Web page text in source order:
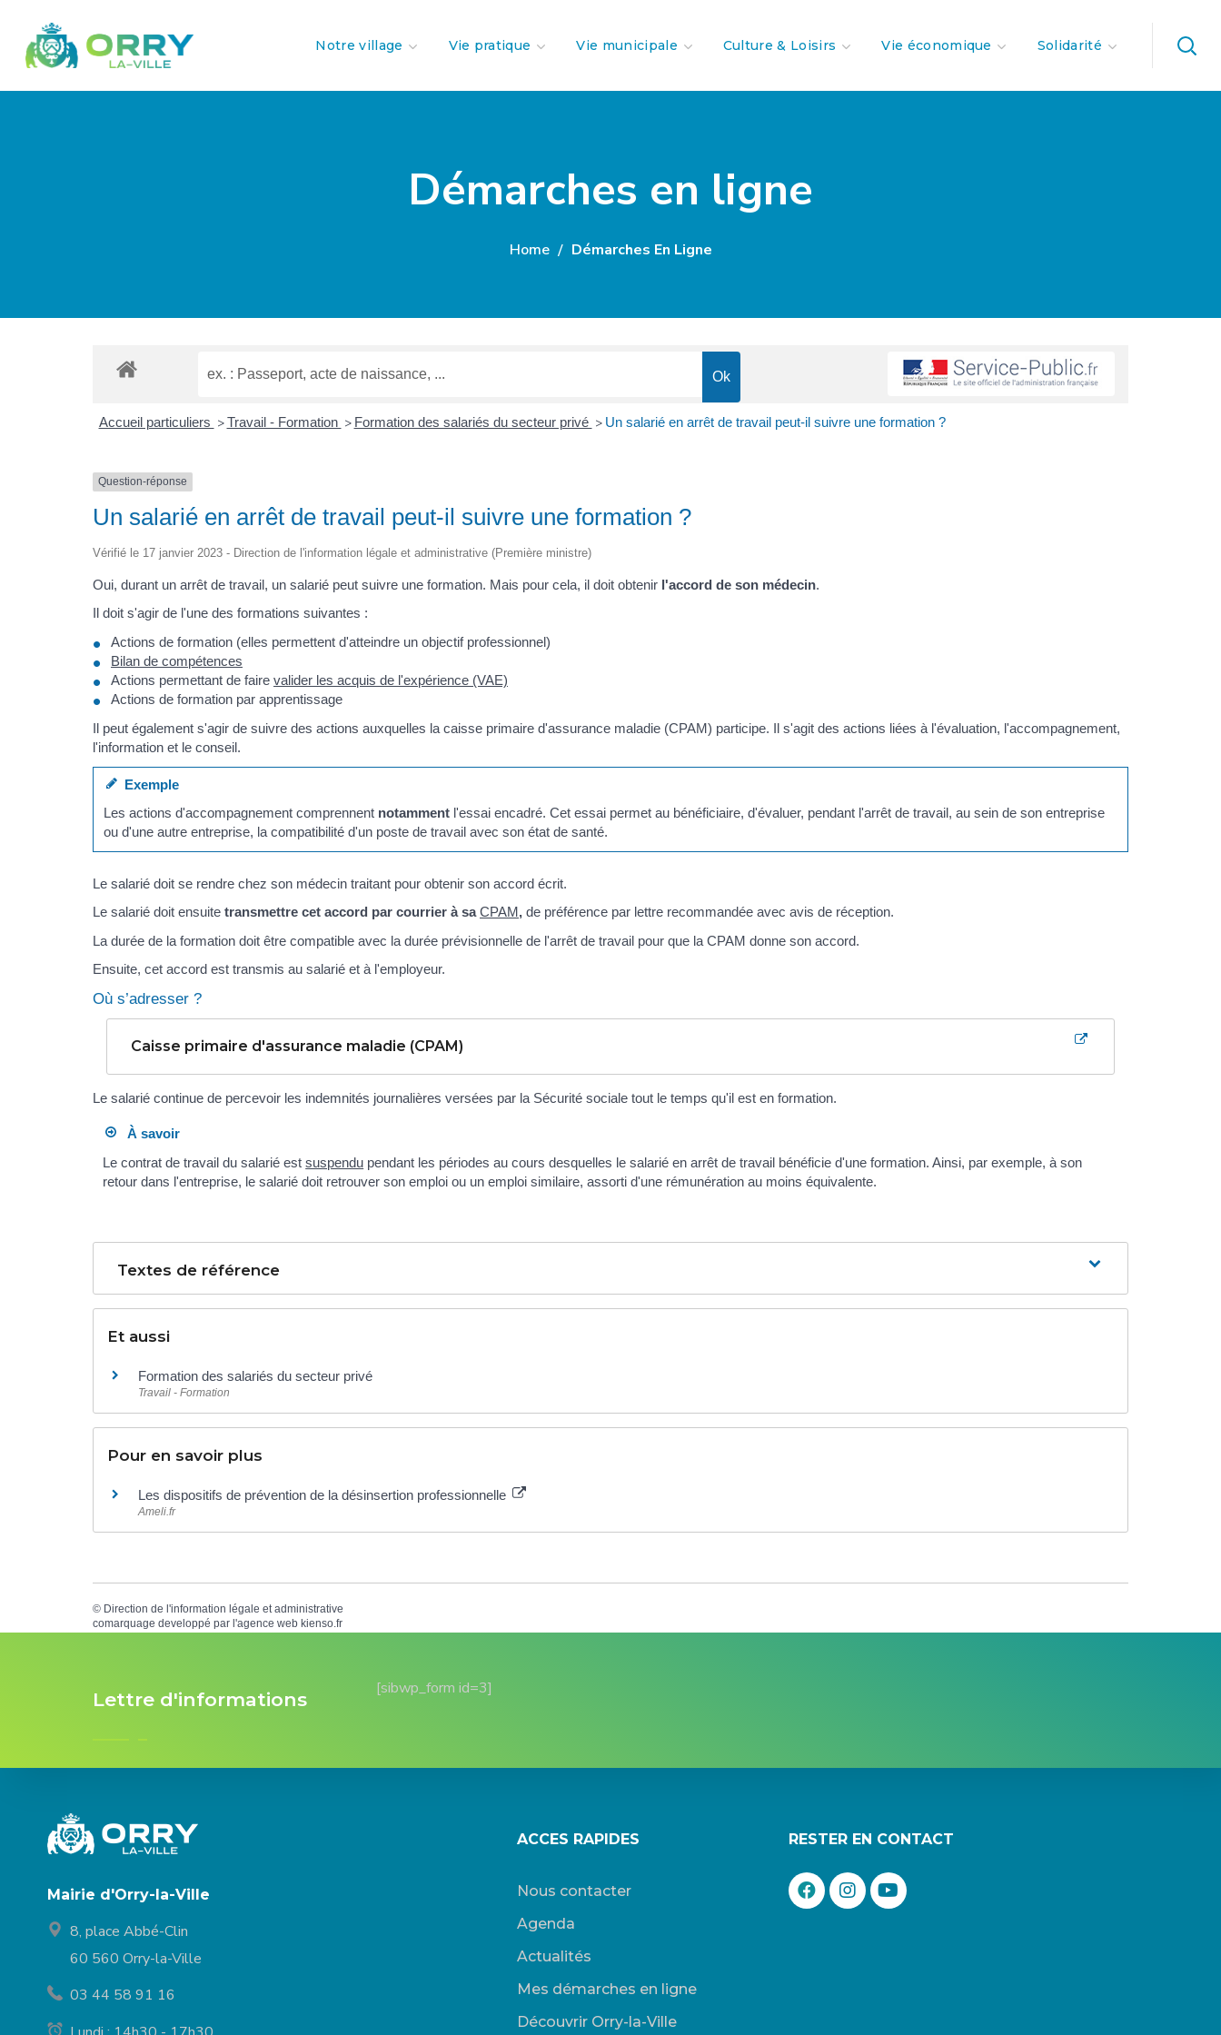
Notre village Vie pratique Vie municipale Culture & Loisirs Vie économique Solidarité
Démarches en ligne
Home Démarches En Ligne
Accueil particuliers > Travail - Formation > Formation des salariés du secteur privé > Un salarié en arrêt de travail peut-il suivre une formation ?
Question-réponse
Un salarié en arrêt de travail peut-il suivre une formation ?
Vérifié le 17 janvier 2023 - Direction de l'information légale et administrative (Première ministre)
Oui, durant un arrêt de travail, un salarié peut suivre une formation. Mais pour cela, il doit obtenir l'accord de son médecin.
Il doit s'agir de l'une des formations suivantes :
Actions de formation (elles permettent d'atteindre un objectif professionnel)
Bilan de compétences
Actions permettant de faire valider les acquis de l'expérience (VAE)
Actions de formation par apprentissage
Il peut également s'agir de suivre des actions auxquelles la caisse primaire d'assurance maladie (CPAM) participe. Il s'agit des actions liées à l'évaluation, l'accompagnement,
l'information et le conseil.
Exemple
Les actions d'accompagnement comprennent notamment l'essai encadré. Cet essai permet au bénéficiaire, d'évaluer, pendant l'arrêt de travail, au sein de son entreprise
ou d'une autre entreprise, la compatibilité d'un poste de travail avec son état de santé.
Le salarié doit se rendre chez son médecin traitant pour obtenir son accord écrit.
Le salarié doit ensuite transmettre cet accord par courrier à saCPAM, de préférence par lettre recommandée avec avis de réception.
La durée de la formation doit être compatible avec la durée prévisionnelle de l'arrêt de travail pour que la CPAM donne son accord.
Ensuite, cet accord est transmis au salarié et à l'employeur.
Où s’adresser ?
Caisse primaire d'assurance maladie (CPAM)
Le salarié continue de percevoir les indemnités journalières versées par la Sécurité sociale tout le temps qu'il est en formation.
À savoir
Le contrat de travail du salarié estsuspendu pendant les périodes au cours desquelles le salarié en arrêt de travail bénéficie d'une formation. Ainsi, par exemple, à son
retour dans l'entreprise, le salarié doit retrouver son emploi ou un emploi similaire, assorti d'une rémunération au moins équivalente.
Textes de référence
Et aussi
Formation des salariés du secteur privé
Travail - Formation
Pour en savoir plus
Les dispositifs de prévention de la désinsertion professionnelle
Ameli.fr
© Direction de l'information légale et administrative
comarquage developpé par l'agence web kienso.fr
Lettre d'informations [sibwp_form id=3]
Mairie d'Orry-la-Ville
8, place Abbé-Clin
60 560 Orry-la-Ville
03 44 58 91 16
ACCES RAPIDES
Nous contacter
Agenda
Actualités
Mes démarches en ligne
Découvrir Orry-la-Ville
RESTER EN CONTACT